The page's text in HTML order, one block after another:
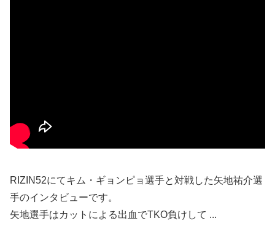
RIZIN52にてキム・ギョンピョ選手と対戦した矢地祐介選
手のインタビューです。
矢地選手はカットによる出血でTKO負けして ...